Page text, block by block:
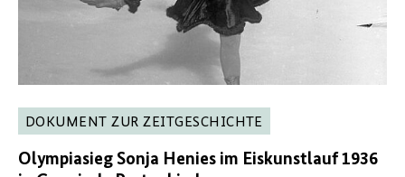
DOKUMENT ZUR ZEITGESCHICHTE
Olympiasieg Sonja Henies im Eiskunstlauf 1936